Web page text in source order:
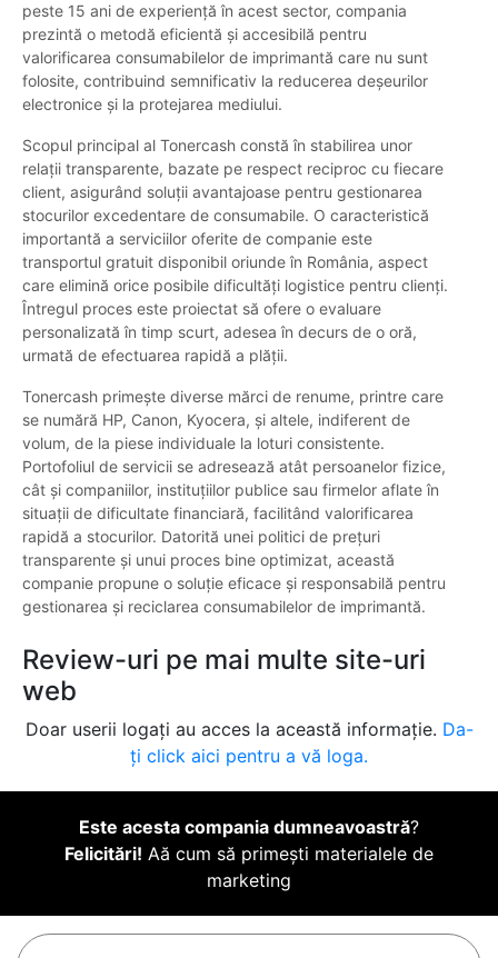
peste 15 ani de experiență în acest sector, compania
prezintă o metodă eficientă și accesibilă pentru
valorificarea consumabilelor de imprimantă care nu sunt
folosite, contribuind semnificativ la reducerea deșeurilor
electronice și la protejarea mediului.
Scopul principal al Tonercash constă în stabilirea unor
relații transparente, bazate pe respect reciproc cu fiecare
client, asigurând soluții avantajoase pentru gestionarea
stocurilor excedentare de consumabile. O caracteristică
importantă a serviciilor oferite de companie este
transportul gratuit disponibil oriunde în România, aspect
care elimină orice posibile dificultăți logistice pentru clienți.
Întregul proces este proiectat să ofere o evaluare
personalizată în timp scurt, adesea în decurs de o oră,
urmată de efectuarea rapidă a plății.
Tonercash primește diverse mărci de renume, printre care
se numără HP, Canon, Kyocera, și altele, indiferent de
volum, de la piese individuale la loturi consistente.
Portofoliul de servicii se adresează atât persoanelor fizice,
cât și companiilor, instituțiilor publice sau firmelor aflate în
situații de dificultate financiară, facilitând valorificarea
rapidă a stocurilor. Datorită unei politici de prețuri
transparente și unui proces bine optimizat, această
companie propune o soluție eficace și responsabilă pentru
gestionarea și reciclarea consumabilelor de imprimantă.
Review-uri pe mai multe site-uri
web
Doar userii logați au acces la această informație. Da-
ți click aici pentru a vă loga.
Este acesta compania dumneavoastră?
Felicitări! Aă cum să primești materialele de
marketing